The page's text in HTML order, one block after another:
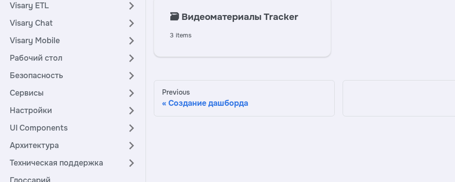
Visary ETL
Visary Chat
Visary Mobile
Рабочий стол
Безопасность
Сервисы
Настройки
UI Components
Архитектура
Техническая поддержка
🗃️ Видеоматериалы Tracker
3 items
Previous
Создание дашборда